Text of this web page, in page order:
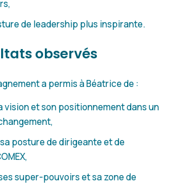
de leadership plus inspirante.
observés
a permis à Béatrice de :
vision et son positionnement dans un
posture de dirigeante et de
super-pouvoirs et sa zone de